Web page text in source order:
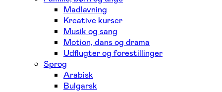
Madlavning
Kreative kurser
Musik og sang
Motion, dans og drama
Udflugter og forestillinger
Sprog
Arabisk
Bulgarsk